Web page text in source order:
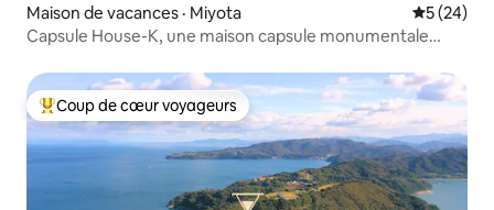
Maison de vacances · Miyota Note
5 (24)
Capsule House-K, une maison capsule monumentale
Coup de cœur voyageurs parmi les plus aimés
Coup de cœur voyageurs